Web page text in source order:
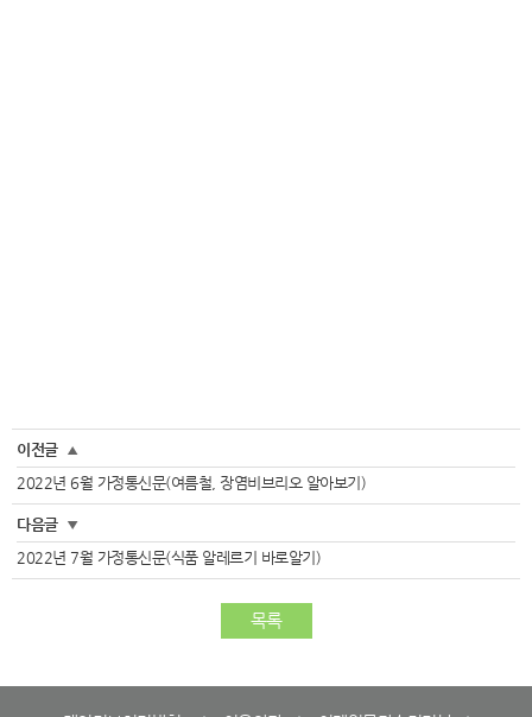
이전글 ▲
2022년 6월 가정통신문(여름철, 장염비브리오 알아보기)
다음글 ▼
2022년 7월 가정통신문(식품 알레르기 바로알기)
목록